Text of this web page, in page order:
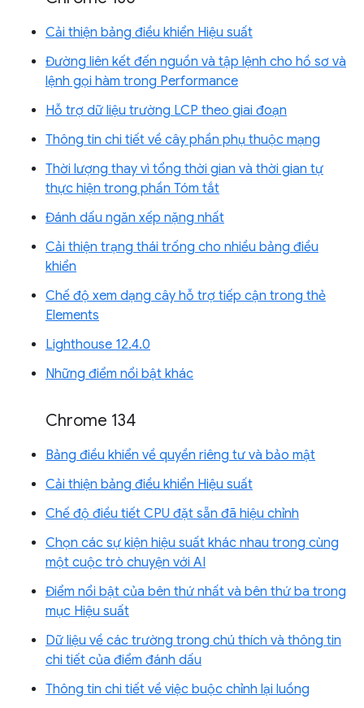
Cải thiện bảng điều khiển Hiệu suất
Đường liên kết đến nguồn và tập lệnh cho hồ sơ và
lệnh gọi hàm trong Performance
Hỗ trợ dữ liệu trường LCP theo giai đoạn
Thông tin chi tiết về cây phần phụ thuộc mạng
Thời lượng thay vì tổng thời gian và thời gian tự
thực hiện trong phần Tóm tắt
Đánh dấu ngăn xếp nặng nhất
Cải thiện trạng thái trống cho nhiều bảng điều
khiển
Chế độ xem dạng cây hỗ trợ tiếp cận trong thẻ
Elements
Lighthouse 12.4.0
Những điểm nổi bật khác
Chrome 134
Bảng điều khiển về quyền riêng tư và bảo mật
Cải thiện bảng điều khiển Hiệu suất
Chế độ điều tiết CPU đặt sẵn đã hiệu chỉnh
Chọn các sự kiện hiệu suất khác nhau trong cùng
một cuộc trò chuyện với AI
Điểm nổi bật của bên thứ nhất và bên thứ ba trong
mục Hiệu suất
Dữ liệu về các trường trong chú thích và thông tin
chi tiết của điểm đánh dấu
Thông tin chi tiết về việc buộc chỉnh lại luồng